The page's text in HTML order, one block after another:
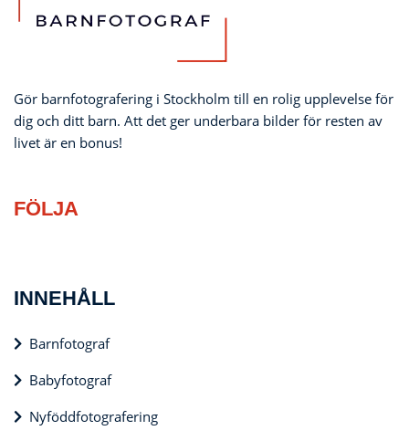
Gör barnfotografering i Stockholm till en rolig upplevelse för
dig och ditt barn. Att det ger underbara bilder för resten av
livet är en bonus!
FÖLJA
INNEHÅLL
Barnfotograf
Babyfotograf
Nyföddfotografering